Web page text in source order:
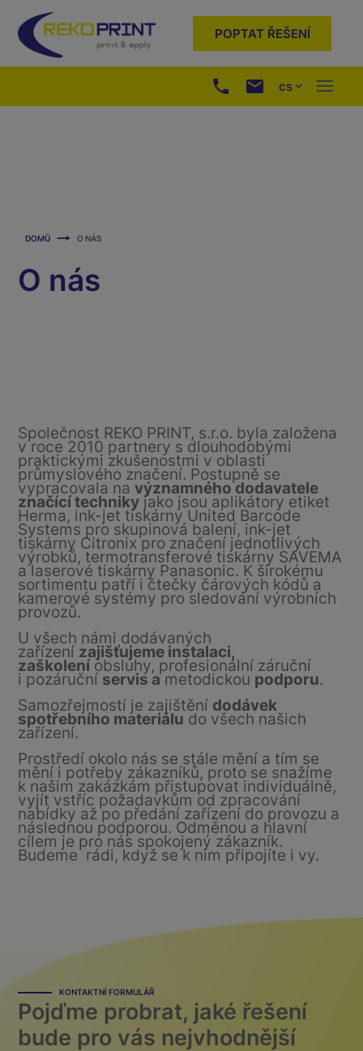
POPTAT ŘEŠENÍ
cs
DOMŮ O NÁS
O nás
Společnost REKO PRINT, s.r.o. byla založena
v roce 2010 partnery s dlouhodobými
praktickými zkušenostmi v oblasti
průmyslového značení. Postupně se
vypracovala navýznamného dodavatele
značící techniky jako jsou aplikátory etiket
Herma, ink-jet tiskárny United Barcode
Systems pro skupinová balení, ink-jet
tiskárny Citronix pro značení jednotlivých
výrobků, termotransferové tiskárny SAVEMA
a laserové tiskárny Panasonic. K širokému
sortimentu patří i čtečky čárových kódů a
kamerové systémy pro sledování výrobních
provozů.
U všech námi dodávaných
zařízení zajišťujeme instalaci,
zaškolení obsluhy, profesionální záruční
i pozáruční servis ametodickou podporu.
Samozřejmostí je zajištění dodávek
spotřebního materiálu do všech našich
zařízení.
Prostředí okolo nás se stále mění a tím se
mění i potřeby zákazníků, proto se snažíme
k našim zakázkám přistupovat individuálně,
vyjít vstříc požadavkům od zpracování
nabídky až po předání zařízení do provozu a
následnou podporou. Odměnou a hlavní
cílem je pro nás spokojený zákazník.
Budeme rádi, když se k nim připojíte i vy.
KONTAKTNÍ FORMULÁŘ
Pojďme probrat, jaké řešení
bude pro vás nejvhodnější